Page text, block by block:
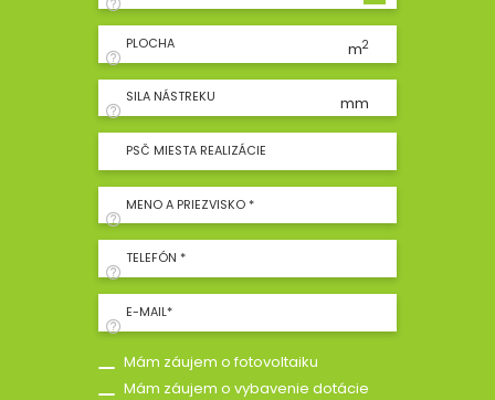
PLOCHA m2
SILA NÁSTREKU mm
PSČ MIESTA REALIZÁCIE
MENO A PRIEZVISKO *
TELEFÓN *
E-MAIL*
Mám záujem o fotovoltaiku
Mám záujem o vybavenie dotácie